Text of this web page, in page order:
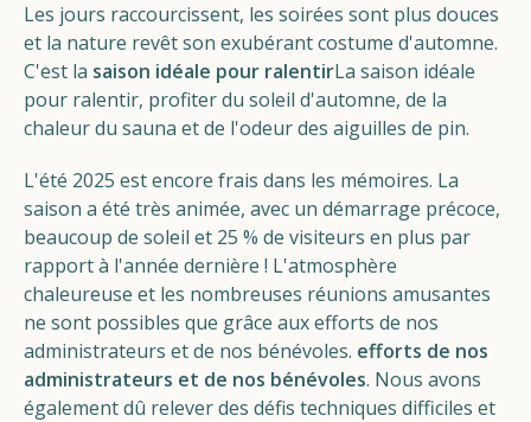
FR NL EN
Apple App Store
Android Play Store
Les jours raccourcissent, les soirées sont plus douces
et la nature revêt son exubérant costume d'automne.
C'est la saison idéale pour ralentirLa saison idéale
pour ralentir, profiter du soleil d'automne, de la
chaleur du sauna et de l'odeur des aiguilles de pin.
L'été 2025 est encore frais dans les mémoires. La
saison a été très animée, avec un démarrage précoce,
beaucoup de soleil et 25 % de visiteurs en plus par
rapport à l'année dernière ! L'atmosphère
chaleureuse et les nombreuses réunions amusantes
ne sont possibles que grâce aux efforts de nos
administrateurs et de nos bénévoles. efforts de nos
administrateurs et de nos bénévoles. Nous avons
également dû relever des défis techniques difficiles et